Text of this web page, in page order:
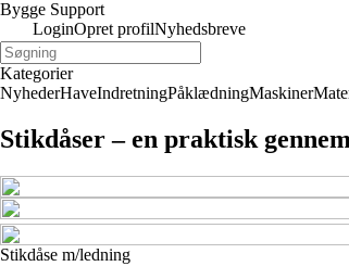
Bygge Support
LoginOpret profilNyhedsbreve
Kategorier
NyhederHaveIndretningPåklædningMaskiner
Stikdåser – en praktisk
Stikdåse m/ledning